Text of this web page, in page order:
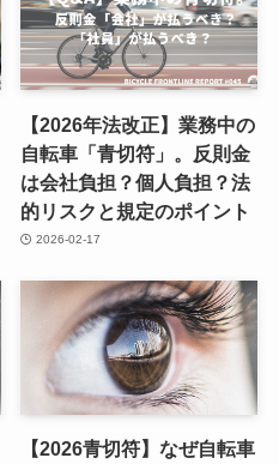
【2026年法改正】業務中の
自転車「青切符」。反則金
は会社負担？個人負担？法
的リスクと規定のポイント
2026-02-17
【2026青切符】なぜ自転車